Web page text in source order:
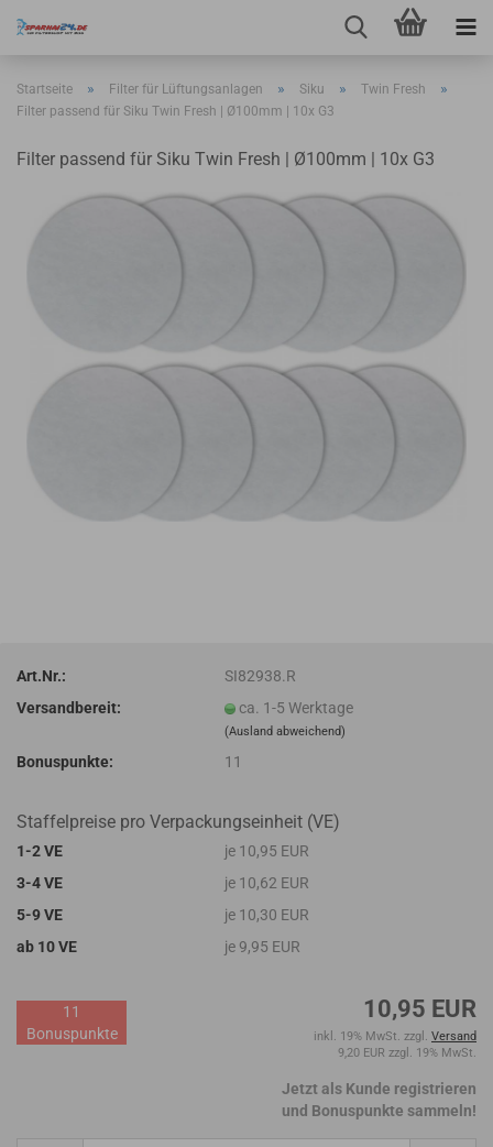
Startseite » Filter für Lüftungsanlagen » Siku » Twin Fresh »
Filter passend für Siku Twin Fresh | Ø100mm | 10x G3
Filter passend für Siku Twin Fresh | Ø100mm | 10x G3
Art.Nr.:
SI82938.R
Versandbereit:
ca. 1-5 Werktage
(Ausland abweichend)
Bonuspunkte: 11
Staffelpreise pro Verpackungseinheit (VE)
1-2 VE
je 10,95 EUR
3-4 VE
je 10,62 EUR
5-9 VE
je 10,30 EUR
ab 10 VE
je 9,95 EUR
10,95 EUR
inkl. 19% MwSt. zzgl. Versand
9,20 EUR zzgl. 19% MwSt.
11
Bonuspunkte
Jetzt als Kunde registrieren
und Bonuspunkte sammeln!